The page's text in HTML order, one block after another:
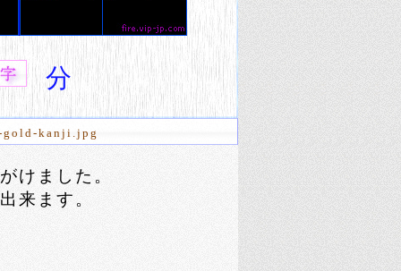
分
gold-kanji.jpg
けました。
来ます。